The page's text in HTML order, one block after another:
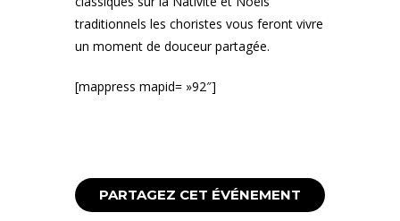
traditionnels les choristes vous feront vivre
un moment de douceur partagée.
[mappress mapid= »92″]
PARTAGEZ CET ÉVÉNEMENT